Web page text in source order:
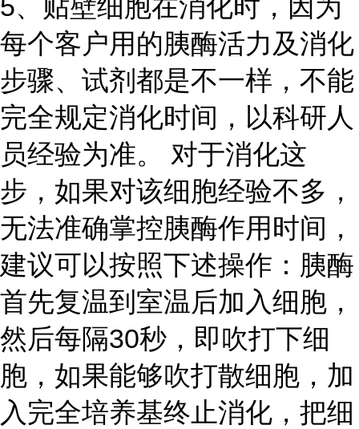
5、贴壁细胞在消化时，因为
每个客户用的胰酶活力及消化
步骤、试剂都是不一样，不能
完全规定消化时间，以科研人
员经验为准。 对于消化这
步，如果对该细胞经验不多，
无法准确掌控胰酶作用时间，
建议可以按照下述操作：胰酶
首先复温到室温后加入细胞，
然后每隔30秒，即吹打下细
胞，如果能够吹打散细胞，加
入完全培养基终止消化，把细